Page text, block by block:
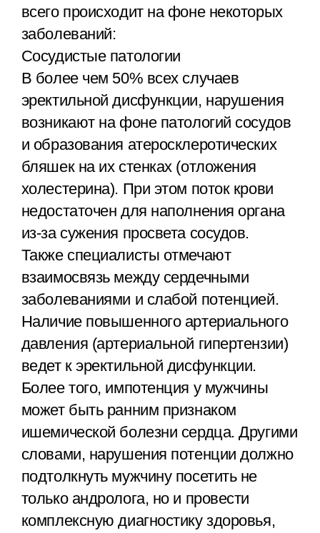
всего происходит на фоне некоторых
заболеваний:
Сосудистые патологии
В более чем 50% всех случаев
эректильной дисфункции, нарушения
возникают на фоне патологий сосудов
и образования атеросклеротических
бляшек на их стенках (отложения
холестерина). При этом поток крови
недостаточен для наполнения органа
из-за сужения просвета сосудов.
Также специалисты отмечают
взаимосвязь между сердечными
заболеваниями и слабой потенцией.
Наличие повышенного артериального
давления (артериальной гипертензии)
ведет к эректильной дисфункции.
Более того, импотенция у мужчины
может быть ранним признаком
ишемической болезни сердца. Другими
словами, нарушения потенции должно
подтолкнуть мужчину посетить не
только андролога, но и провести
комплексную диагностику здоровья,